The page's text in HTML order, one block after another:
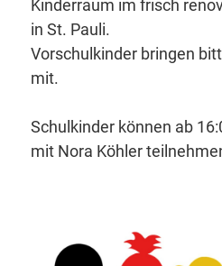
Kinderraum im frisch
in St. Pauli.
Vorschulkinder bringen
mit.
Schulkinder können ab
mit Nora Köhler